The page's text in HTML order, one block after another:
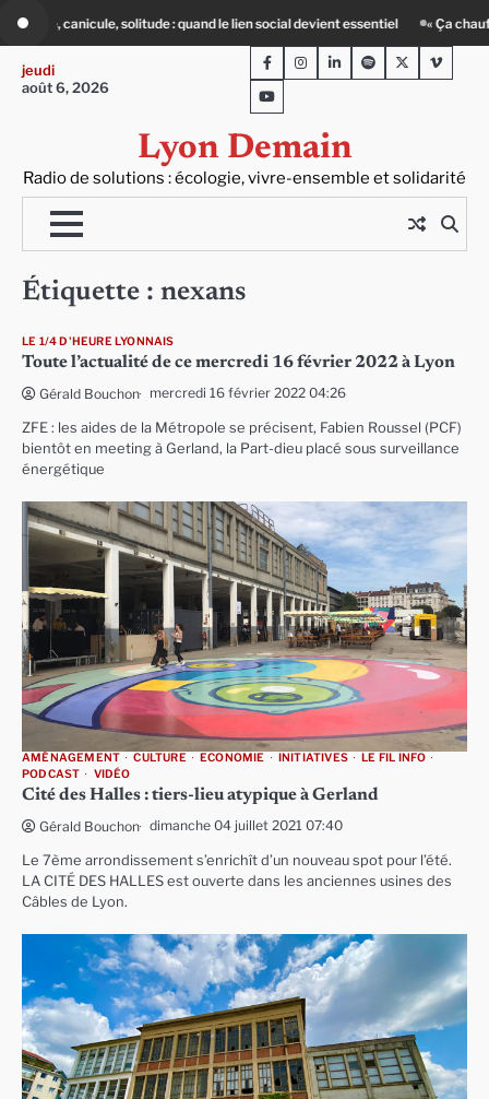
content
quand le lien social devient essentiel « Ça chauffe » : des acteurs du
jeudi
août 6, 2026
Lyon Demain
Radio de solutions : écologie, vivre-ensemble et solidarité
FacebookInstagram
LinkedInSpotifyTwitterViméo
Youtube
Étiquette : nexans
LE 1/4 D'HEURE LYONNAIS
Toute l’actualité de ce mercredi 16 février 2022 à Lyon
Gérald Bouchon mercredi 16 février 2022 04:26
ZFE : les aides de la Métropole se précisent, Fabien Roussel (PCF)
bientôt en meeting à Gerland, la Part-dieu placé sous surveillance
énergétique
AMÉNAGEMENT CULTURE ECONOMIE INITIATIVES
LE FIL INFO
PODCAST
VIDÉO
Cité des Halles : tiers-lieu atypique à Gerland
Gérald Bouchon dimanche 04 juillet 2021 07:40
Le 7ème arrondissement s’enrichît d’un nouveau spot pour l’été.
LA CITÉ DES HALLES est ouverte dans les anciennes usines des
Câbles de Lyon.